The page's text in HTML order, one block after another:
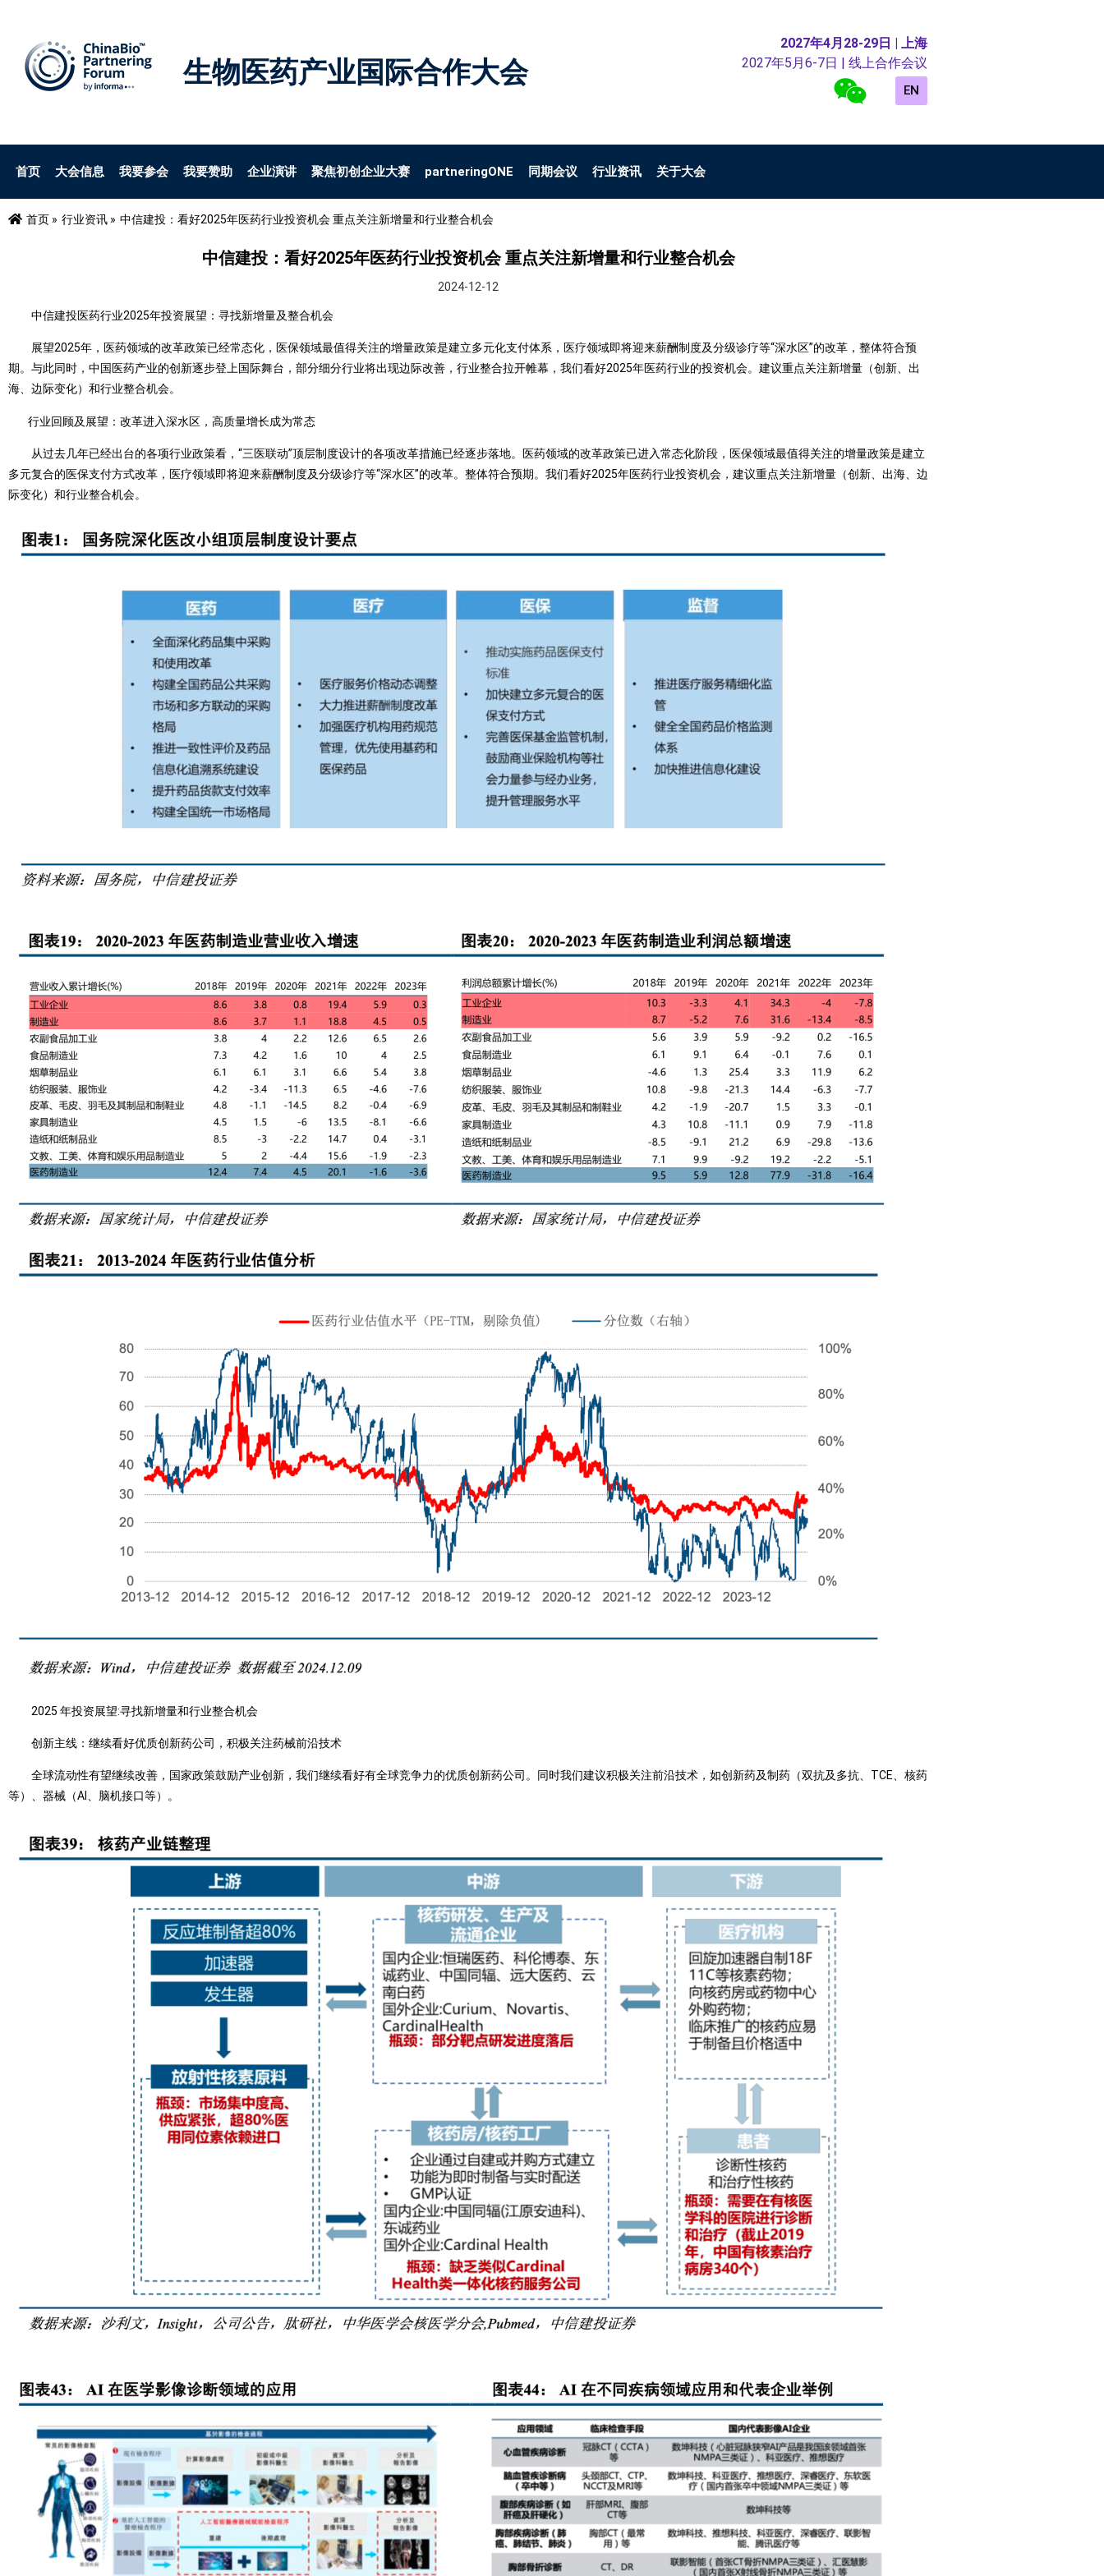
生物医药产业国际合作大会
2027年4月28-29日 | 上海
2027年5月6-7日 | 线上合作会议
EN
首页 大会信息 我要参会 我要赞助 企业演讲 聚焦初创企业大赛 partneringONE 同期会议 行业资讯 关于大会
首页 » 行业资讯 » 中信建投：看好2025年医药行业投资机会 重点关注新增量和行业整合机会
中信建投：看好2025年医药行业投资机会 重点关注新增量和行业整合机会
2024-12-12
中信建投医药行业2025年投资展望：寻找新增量及整合机会
展望2025年，医药领域的改革政策已经常态化，医保领域最值得关注的增量政策是建立多元化支付体系，医疗领域即将迎来薪酬制度及分级诊疗等“深水区”的改革，整体符合预
期。与此同时，中国医药产业的创新逐步登上国际舞台，部分细分行业将出现边际改善，行业整合拉开帷幕，我们看好2025年医药行业的投资机会。建议重点关注新增量（创新、出
海、边际变化）和行业整合机会。
行业回顾及展望：改革进入深水区，高质量增长成为常态
从过去几年已经出台的各项行业政策看，“三医联动”顶层制度设计的各项改革措施已经逐步落地。医药领域的改革政策已进入常态化阶段，医保领域最值得关注的增量政策是建立
多元复合的医保支付方式改革，医疗领域即将迎来薪酬制度及分级诊疗等“深水区”的改革。整体符合预期。我们看好2025年医药行业投资机会，建议重点关注新增量（创新、出海、边
际变化）和行业整合机会。
2025 年投资展望:寻找新增量和行业整合机会
创新主线：继续看好优质创新药公司，积极关注药械前沿技术
全球流动性有望继续改善，国家政策鼓励产业创新，我们继续看好有全球竞争力的优质创新药公司。同时我们建议积极关注前沿技术，如创新药及制药（双抗及多抗、TCE、核药
等）、器械（AI、脑机接口等）。